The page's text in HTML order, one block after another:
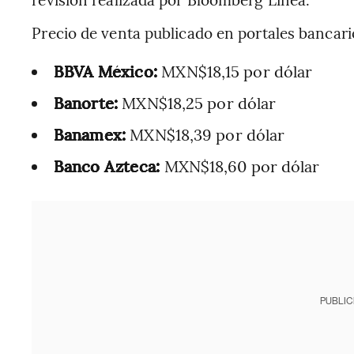
Precio de venta publicado en portales
BBVA México: MXN$18,15 por dólar
Banorte: MXN$18,25 por dólar
Banamex: MXN$18,39 por dólar
Banco Azteca: MXN$18,60 por dólar